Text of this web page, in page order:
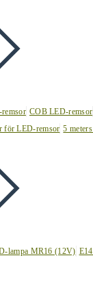
COB LED-remsor
för LED-remsor 5
lampa MR16 (12V)